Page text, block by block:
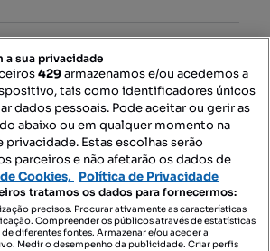
SIGA-NOS:
a sua privacidade
429armazenamos e/ou acedemos a
tais como identificadores únicos
dados pessoais. Pode aceitar ou gerir as
abaixo ou em qualquer momento na
Estas escolhas serão
parceiros e não afetarão os dados de
Cookies, Política de Privacidade
tratamos os dados para fornecermos:
precisos. Procurar ativamente as características
Compreender os públicos através de estatísticas
diferentes fontes. Armazenar e/ou aceder a
Medir o desempenho da publicidade. Criar perfis